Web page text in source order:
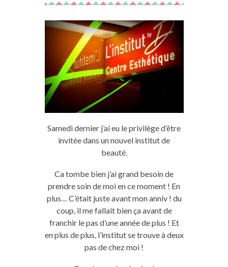
Samedi dernier j’ai eu le privilège d’être
invitée dans un nouvel institut de
beauté.
Ca tombe bien j’ai grand besoin de
prendre soin de moi en ce moment ! En
plus… C’était juste avant mon anniv ! du
coup, il me fallait bien ça avant de
franchir le pas d’une année de plus ! Et
en plus de plus, l’institut se trouve à deux
pas de chez moi !